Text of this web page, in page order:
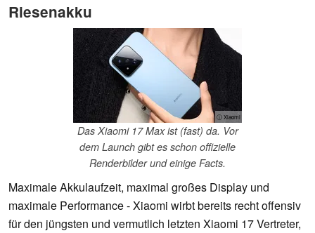
Riesenakku
ⓘ Xiaomi
Das Xiaomi 17 Max ist (fast) da. Vor
dem Launch gibt es schon offizielle
Renderbilder und einige Facts.
Maximale Akkulaufzeit, maximal großes Display und
maximale Performance - Xiaomi wirbt bereits recht offensiv
für den jüngsten und vermutlich letzten Xiaomi 17 Vertreter,